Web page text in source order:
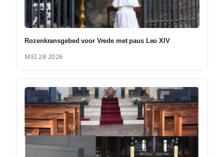
Rozenkransgebed voor Vrede met paus Leo XIV
MEI 28 2026